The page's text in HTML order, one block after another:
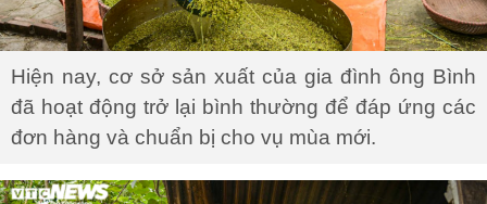
Hiện nay, cơ sở sản xuất của gia đình ông Bình
đã hoạt động trở lại bình thường để đáp ứng các
đơn hàng và chuẩn bị cho vụ mùa mới.